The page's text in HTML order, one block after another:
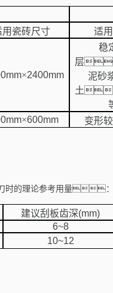
用瓷砖尺寸 适
×2400mm
稳
层
泥砂
土
×600mm 变形
刀时的理论参考用量
建议刮板齿深(mm)
6~8
10~12